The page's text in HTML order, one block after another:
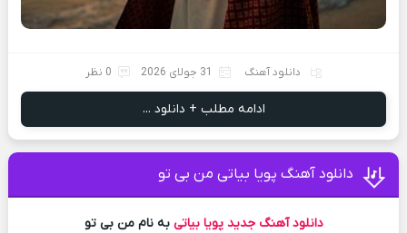
دانلود آهنگ 31 جولای 2026 0 نظر
ادامه مطلب + دانلود ...
دانلود آهنگ پویا بیاتی من بی تو
دانلود آهنگ جدید پویا بیاتی به نام من بی تو